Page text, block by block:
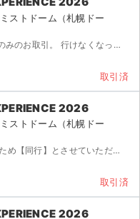
ストドーム（札幌ドー
[詳細] アリーナ ブロック 列 座/セキ/権/リのみのお取引。 行けなくなったため出品します。
取引済
2026
ストドーム（札幌ドー
[詳細] ブロック 〜 列 〜 番 端末貸出のため【同行】とさせていただきました。 端末貸出の...
取引済
2026